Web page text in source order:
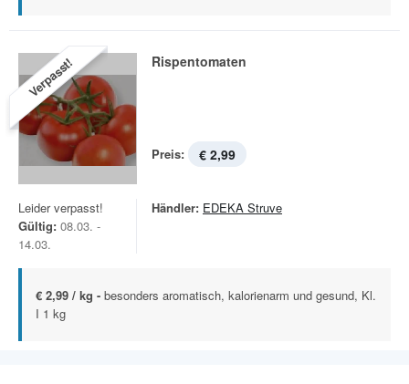
Verpasst! Rispentomaten
Preis: € 2,99
Leider verpasst!
Gültig: 08.03. -
14.03.
Händler: EDEKA Struve
€ 2,99 / kg - besonders aromatisch, kalorienarm und gesund, Kl.
I 1 kg